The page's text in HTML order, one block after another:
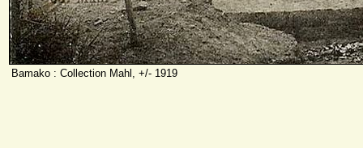
Bamako : Collection Mahl, +/- 1919